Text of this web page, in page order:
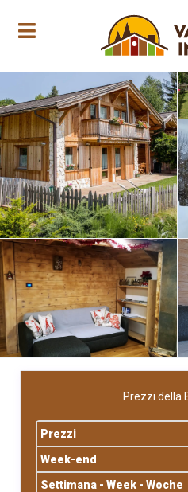
Apertura annuale
Prezzi della
Prezzi
Week-end
Settimana - Week - Woche